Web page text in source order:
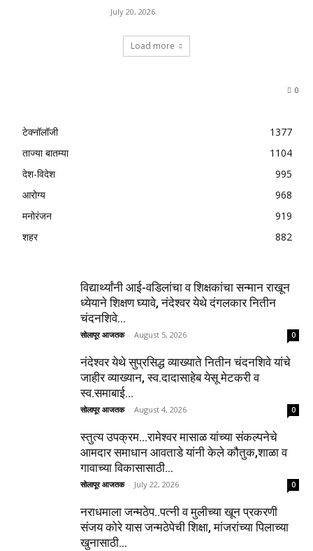
July 20, 2026
Load more
0
टेक्नॉलॉजी
1377
ताज्या बातम्या
1104
देश-विदेश
995
आरोग्य
968
मनोरंजन
919
शहर
882
विद्यार्थ्यांनी आई-वडिलांचा व शिक्षकांचा सन्मान राखून
ध्येयाने शिक्षण घ्यावे, नंदेश्वर येथे दंगलकार नितीन
चंदनशिवे...
सोलापूर आजतक - August 5, 2026 0
नंदेश्वर येथे सुप्रसिद्ध व्याख्याते नितीन चंदनशिवे यांचे
जाहीर व्याख्यान, स्व.दादासाहेब येसू मेटकरी व
स्व.समाबाई...
सोलापूर आजतक - August 4, 2026 0
स्तुत्य उपक्रम…रामेश्वर मासाळ यांच्या संकल्पनेचे
आमदार समाधान आवताडे यांनी केले कौतुक,शाळा व
गावाच्या विकासासाठी...
सोलापूर आजतक - July 22, 2026 0
नराधमाला जन्मठेप..पत्नी व मुलीच्या खून प्रकरणी
संजय कोरे यास जन्मठेपेची शिक्षा, मांजरांच्या पिलाच्या
खुनासाठी...